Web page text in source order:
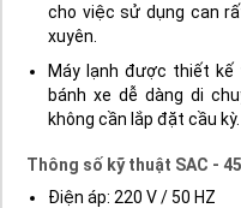
cho việc sử dụng can
xuyên.
Máy lạnh được thiết kế
bánh xe dễ dàng di
không cần lắp đặt cầu kỳ.
Thông số kỹ thuật SAC -
Điện áp: 220 V / 50 HZ